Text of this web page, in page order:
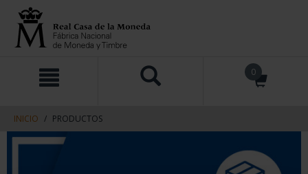
contenido
navegacin
0
INICIO PRODUCTOS